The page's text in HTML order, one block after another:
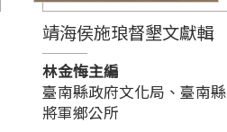
靖海侯施琅督墾文獻輯
林金悔主編
臺南縣政府文化局、臺南縣
將軍鄉公所